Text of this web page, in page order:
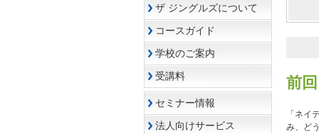
ザ ジングルズについて
コースガイド
学校のご案内
受講料
セミナー情報
法人向けサービス
前
「ネイ
み、ど